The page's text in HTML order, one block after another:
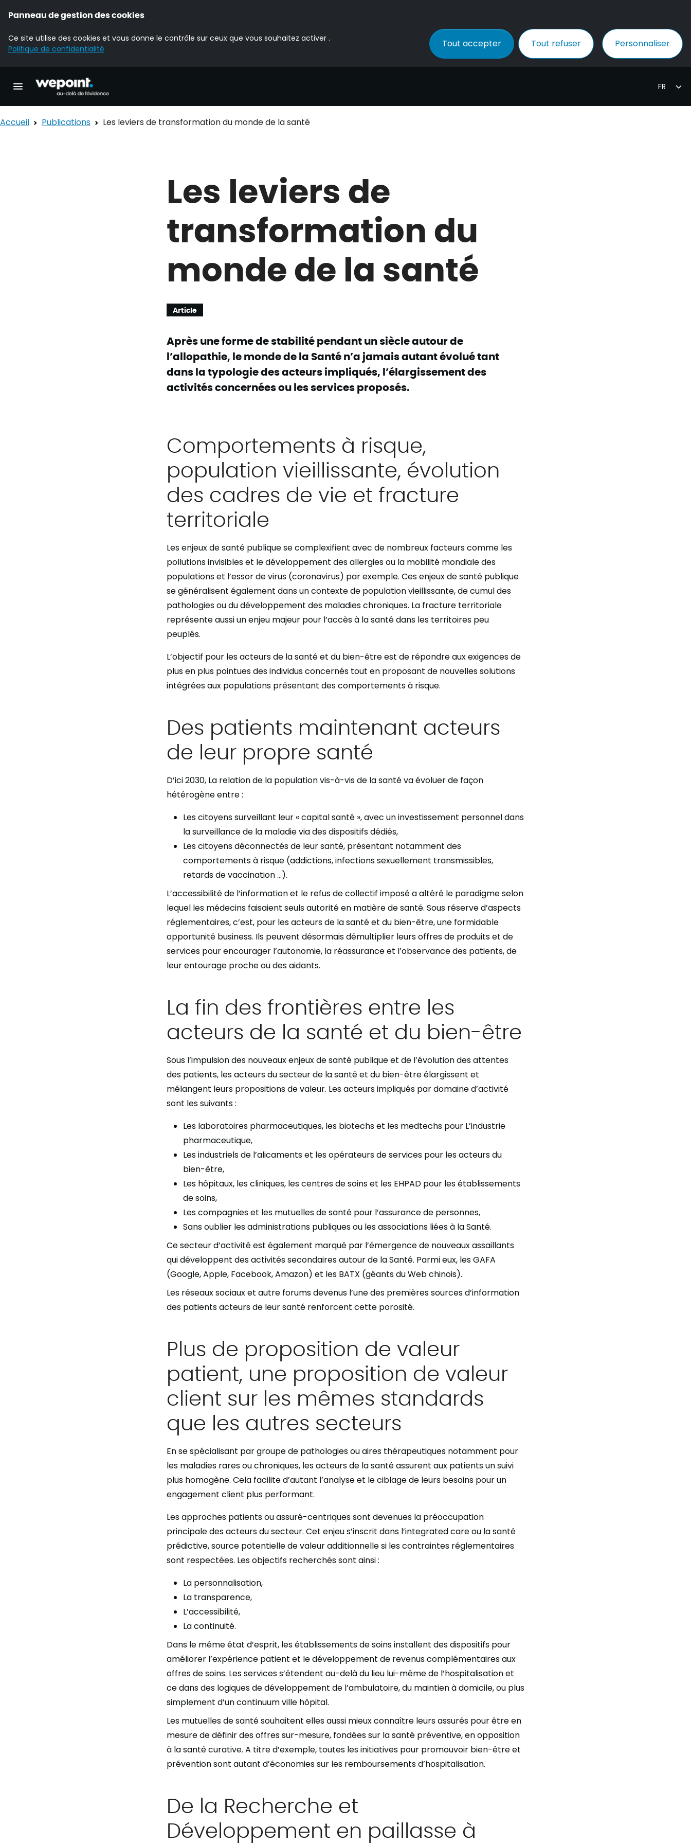
Panneau de gestion des cookies
Ce site utilise des cookies et vous donne le contrôle sur ceux que vous souhaitez activer .
Politique de confidentialité
Tout accepter Tout refuser Personnaliser
Ouvrir la navigation principale
Accueil Publications Les leviers de transformation du monde de la santé
Les leviers de
transformation du
monde de la santé
Article
Après une forme de stabilité pendant un siècle autour de
l’allopathie, le monde de la Santé n’a jamais autant évolué tant
dans la typologie des acteurs impliqués, l’élargissement des
activités concernées ou les services proposés.
Comportements à risque,
population vieillissante, évolution
des cadres de vie et fracture
territoriale
Les enjeux de santé publique se complexifient avec de nombreux facteurs comme les
pollutions invisibles et le développement des allergies ou la mobilité mondiale des
populations et l’essor de virus (coronavirus) par exemple. Ces enjeux de santé publique
se généralisent également dans un contexte de population vieillissante, de cumul des
pathologies ou du développement des maladies chroniques. La fracture territoriale
représente aussi un enjeu majeur pour l’accès à la santé dans les territoires peu
peuplés.
L’objectif pour les acteurs de la santé et du bien-être est de répondre aux exigences de
plus en plus pointues des individus concernés tout en proposant de nouvelles solutions
intégrées aux populations présentant des comportements à risque.
Des patients maintenant acteurs
de leur propre santé
D’ici 2030, La relation de la population vis-à-vis de la santé va évoluer de façon
hétérogène entre :
Les citoyens surveillant leur « capital santé », avec un investissement personnel dans
la surveillance de la maladie via des dispositifs dédiés,
Les citoyens déconnectés de leur santé, présentant notamment des
comportements à risque (addictions, infections sexuellement transmissibles,
retards de vaccination …).
L’accessibilité de l’information et le refus de collectif imposé a altéré le paradigme selon
lequel les médecins faisaient seuls autorité en matière de santé. Sous réserve d’aspects
réglementaires, c’est, pour les acteurs de la santé et du bien-être, une formidable
opportunité business. Ils peuvent désormais démultiplier leurs offres de produits et de
services pour encourager l’autonomie, la réassurance et l’observance des patients, de
leur entourage proche ou des aidants.
La fin des frontières entre les
acteurs de la santé et du bien-être
Sous l’impulsion des nouveaux enjeux de santé publique et de l’évolution des attentes
des patients, les acteurs du secteur de la santé et du bien-être élargissent et
mélangent leurs propositions de valeur. Les acteurs impliqués par domaine d’activité
sont les suivants :
Les laboratoires pharmaceutiques, les biotechs et les medtechs pour L’industrie
pharmaceutique,
Les industriels de l’alicaments et les opérateurs de services pour les acteurs du
bien-être,
Les hôpitaux, les cliniques, les centres de soins et les EHPAD pour les établissements
de soins,
Les compagnies et les mutuelles de santé pour l’assurance de personnes,
Sans oublier les administrations publiques ou les associations liées à la Santé.
Ce secteur d’activité est également marqué par l’émergence de nouveaux assaillants
qui développent des activités secondaires autour de la Santé. Parmi eux, les GAFA
(Google, Apple, Facebook, Amazon) et les BATX (géants du Web chinois).
Les réseaux sociaux et autre forums devenus l’une des premières sources d’information
des patients acteurs de leur santé renforcent cette porosité.
Plus de proposition de valeur
patient, une proposition de valeur
client sur les mêmes standards
que les autres secteurs
En se spécialisant par groupe de pathologies ou aires thérapeutiques notamment pour
les maladies rares ou chroniques, les acteurs de la santé assurent aux patients un suivi
plus homogène. Cela facilite d’autant l’analyse et le ciblage de leurs besoins pour un
engagement client plus performant.
Les approches patients ou assuré-centriques sont devenues la préoccupation
principale des acteurs du secteur. Cet enjeu s’inscrit dans l’integrated care ou la santé
prédictive, source potentielle de valeur additionnelle si les contraintes réglementaires
sont respectées. Les objectifs recherchés sont ainsi :
La personnalisation,
La transparence,
L’accessibilité,
La continuité.
Dans le même état d’esprit, les établissements de soins installent des dispositifs pour
améliorer l’expérience patient et le développement de revenus complémentaires aux
offres de soins. Les services s’étendent au-delà du lieu lui-même de l’hospitalisation et
ce dans des logiques de développement de l’ambulatoire, du maintien à domicile, ou plus
simplement d’un continuum ville hôpital.
Les mutuelles de santé souhaitent elles aussi mieux connaître leurs assurés pour être en
mesure de définir des offres sur-mesure, fondées sur la santé préventive, en opposition
à la santé curative. A titre d’exemple, toutes les initiatives pour promouvoir bien-être et
prévention sont autant d’économies sur les remboursements d’hospitalisation.
De la Recherche et
Développement en paillasse à